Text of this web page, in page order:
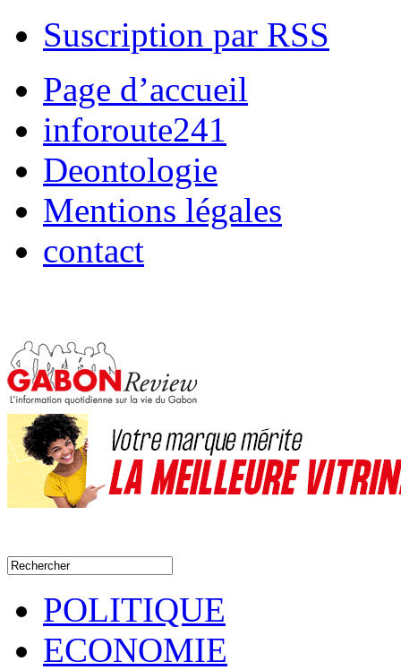
Suscription par RSS
Page d’accueil
inforoute241
Deontologie
Mentions légales
contact
POLITIQUE
ECONOMIE